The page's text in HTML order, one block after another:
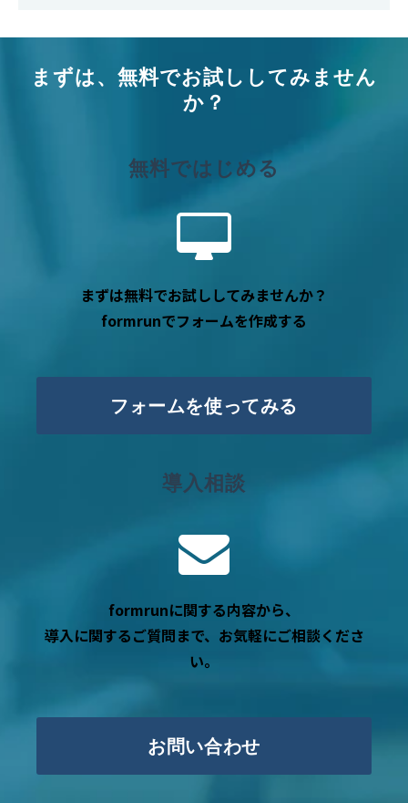
まずは、無料でお試ししてみません
か？
無料ではじめる
まずは無料でお試ししてみませんか？
formrunでフォームを作成する
フォームを使ってみる
導入相談
formrunに関する内容から、
導入に関するご質問まで、お気軽にご相談くださ
い。
お問い合わせ